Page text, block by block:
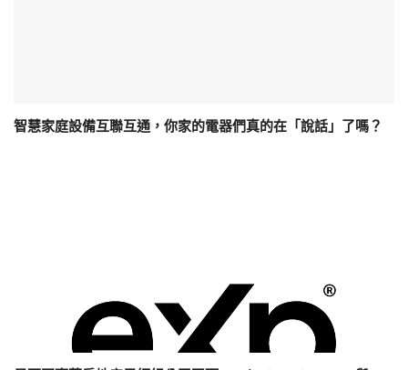
智慧家庭設備互聯互通，你家的電器們真的在「說話」了嗎？